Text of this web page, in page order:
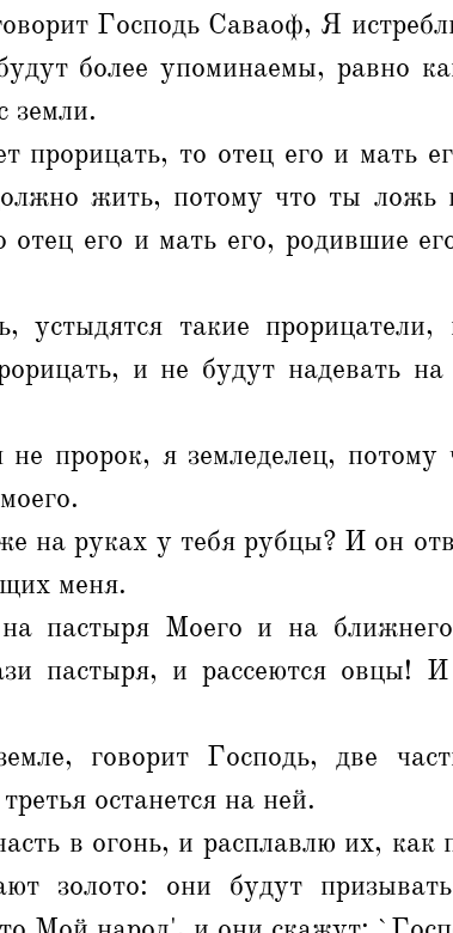
Господь Саваоф, Я
более упоминаемы, равно
земли.
прорицать, то отец его и мать
жить, потому что ты ложь
отец его и мать его, родившие
такие прорицатели,
и не будут надевать
пророк, я земледелец, потому
на руках у тебя рубцы? И он
меня.
пастыря Моего и на
пастыря, и рассеются овцы!
говорит Господь, две
останется на ней.
в огонь, и расплавлю их, как
золото: они будут